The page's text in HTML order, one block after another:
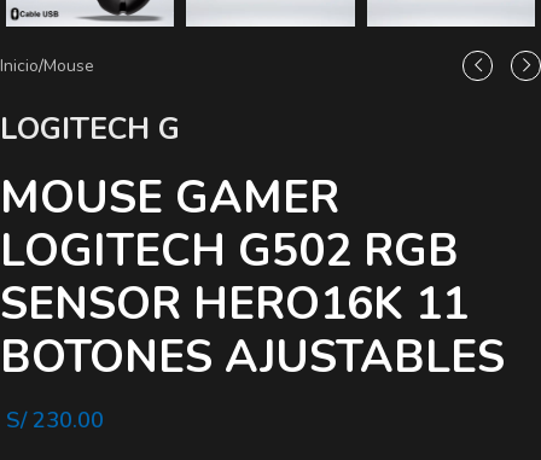
Inicio/Mouse
LOGITECH G
MOUSE GAMER
LOGITECH G502 RGB
SENSOR HERO16K 11
BOTONES AJUSTABLES
S/230.00